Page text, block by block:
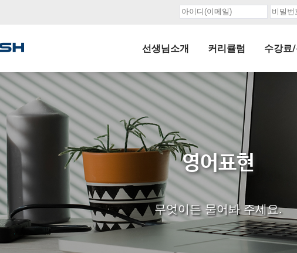
선생님소개 커리큘럼 수강료
영어표현
무엇이든 물어봐 주세요.